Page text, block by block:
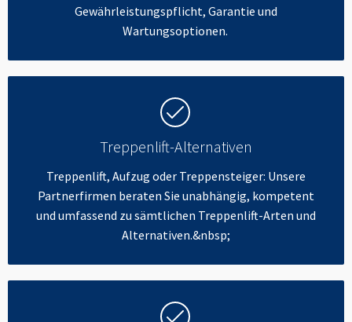
Gewährleistungspflicht, Garantie und
Wartungsoptionen.
Treppenlift-Alternativen
Treppenlift, Aufzug oder Treppensteiger: Unsere
Partnerfirmen beraten Sie unabhängig, kompetent
und umfassend zu sämtlichen Treppenlift-Arten und
Alternativen.&nbsp;